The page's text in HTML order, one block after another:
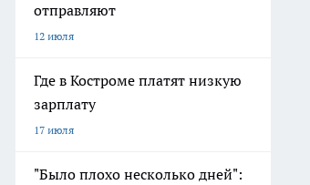
отправляют
12 июля
Где в Костроме платят низкую
зарплату
17 июля
"Было плохо несколько дней":